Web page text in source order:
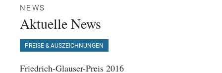
NEWS
Aktuelle News
PREISE & AUSZEICHNUNGEN
Friedrich-Glauser-Preis 2016